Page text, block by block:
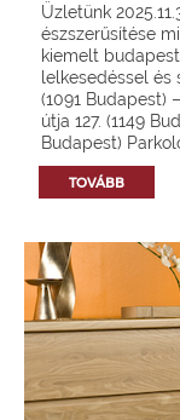
Üzletünk
észszerűsítése
kiemelt
lelkesedéssel és
(1091 Budapest)
útja 127. (1149
Budapest)
TOVÁBB